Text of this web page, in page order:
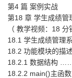
第4 篇 案例实战
第18 章 学生成绩管
（ 教学视频：18
18.1 学生成绩管
18.2 功能模块
18.2.1 数据结
18.2.2 main()